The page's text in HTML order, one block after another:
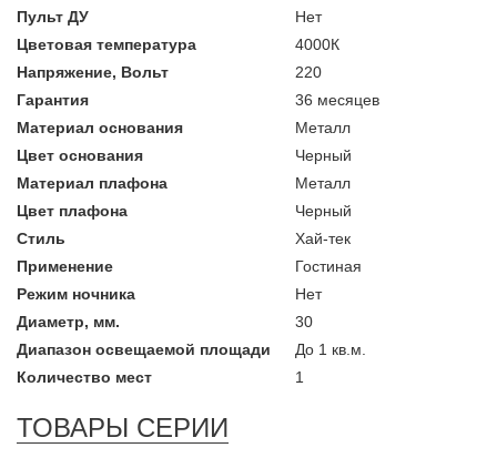
Пульт ДУ
Нет
Цветовая температура
4000К
Напряжение, Вольт
220
Гарантия
36 месяцев
Материал основания
Металл
Цвет основания
Черный
Материал плафона
Металл
Цвет плафона
Черный
Стиль
Хай-тек
Применение
Гостиная
Режим ночника
Нет
Диаметр, мм.
30
Диапазон освещаемой площади
До 1 кв.м.
Количество мест
1
ТОВАРЫ СЕРИИ